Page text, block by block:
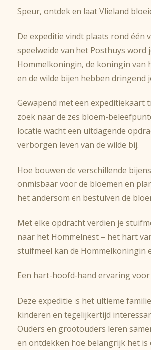
Speur, ontdek en laat Vlieland
De expeditie vindt plaats rond één
speelweide van het Posthuys word
Hommelkoningin, de koningin van
en de wilde bijen hebben dringend
Gewapend met een expeditiekaart
zoek naar de zes bloem-
locatie wacht een uitdagende
verborgen leven van de wilde bij.
Hoe bouwen de verschillende
onmisbaar voor de bloemen en
het andersom en bestuiven de
Met elke opdracht verdien je
naar het Hommelnest – het hart
stuifmeel kan de Hommelkoningin
Een hart-hoofd-hand ervaring voor
Deze expeditie is het ultieme
kinderen en tegelijkertijd
Ouders en grootouders leren
en ontdekken hoe belangrijk het is